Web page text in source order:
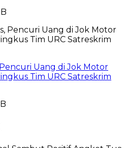
Uang di Jok Motor
Tim URC Satreskrim